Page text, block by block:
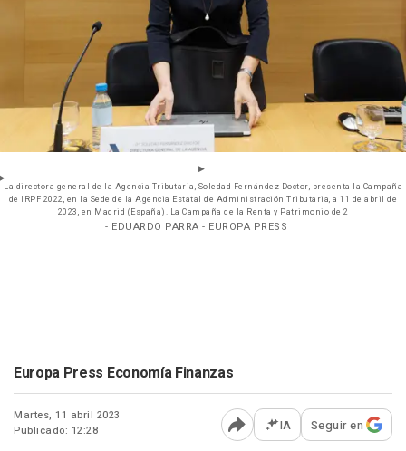
La directora general de la Agencia Tributaria, Soledad Fernández Doctor, presenta la Campaña
de IRPF 2022, en la Sede de la Agencia Estatal de Administración Tributaria, a 11 de abril de
2023, en Madrid (España). La Campaña de la Renta y Patrimonio de 2
- EDUARDO PARRA - EUROPA PRESS
Europa Press Economía Finanzas
Martes, 11 abril 2023
Publicado: 12:28
Abrir opciones para
IA Seguir en